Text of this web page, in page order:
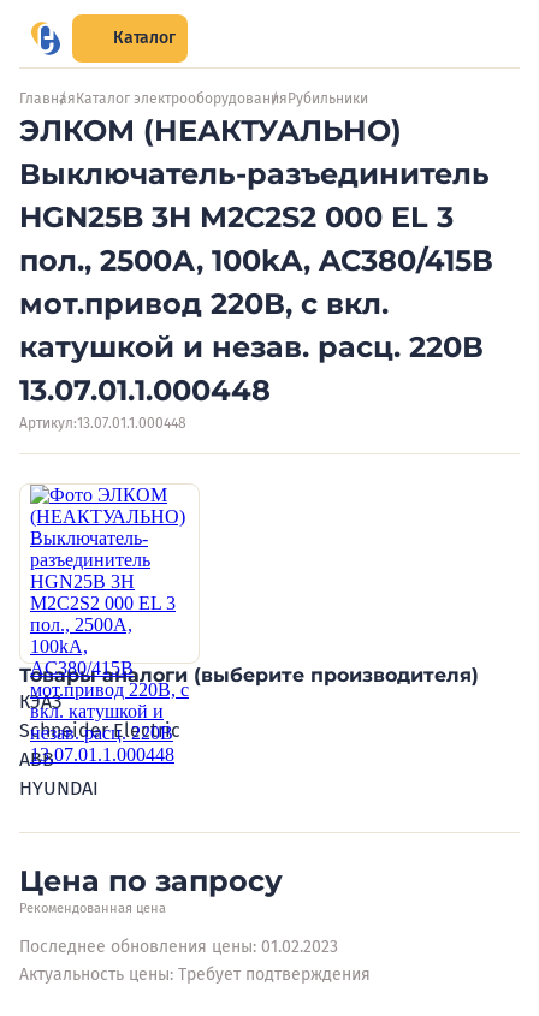
Каталог
Главная Каталог электрооборудования Рубильники
ЭЛКОМ (НЕАКТУАЛЬНО)
Выключатель-разъединитель
HGN25B 3H M2C2S2 000 EL 3
пол., 2500А, 100kA, AC380/415В
мот.привод 220В, с вкл.
катушкой и незав. расц. 220В
13.07.01.1.000448
Артикул:13.07.01.1.000448
Товары аналоги (выберите производителя)
КЭАЗ
Schneider Electric
ABB
HYUNDAI
Цена по запросу
Рекомендованная цена
Последнее обновления цены: 01.02.2023
Актуальность цены: Требует подтверждения